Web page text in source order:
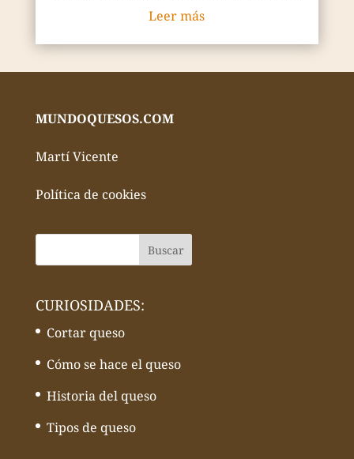
Leer más
MUNDOQUESOS.COM
Martí Vicente
Política de cookies
CURIOSIDADES:
Cortar queso
Cómo se hace el queso
Historia del queso
Tipos de queso